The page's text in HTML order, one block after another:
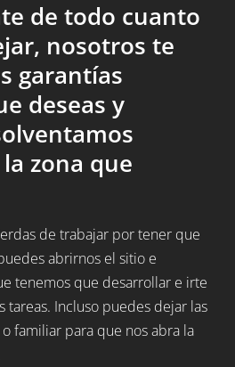
de todo cuanto
nosotros te
garantías
deseas y
zona que
de trabajar por tener que
abrirnos el sitio e
tenemos que desarrollar e irte
tareas. Incluso puedes dejar las
familiar para que nos abra la